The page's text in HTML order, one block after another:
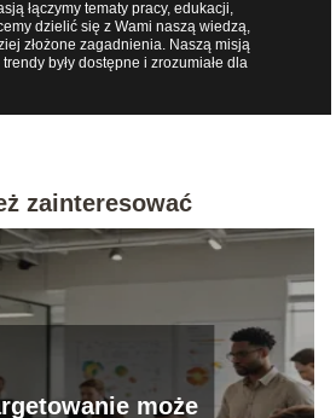
łączymy tematy pracy, edukacji,
dzielić się z Wami naszą wiedzą,
złożone zagadnienia. Naszą misją
były dostępne i zrozumiałe dla
zainteresować
może